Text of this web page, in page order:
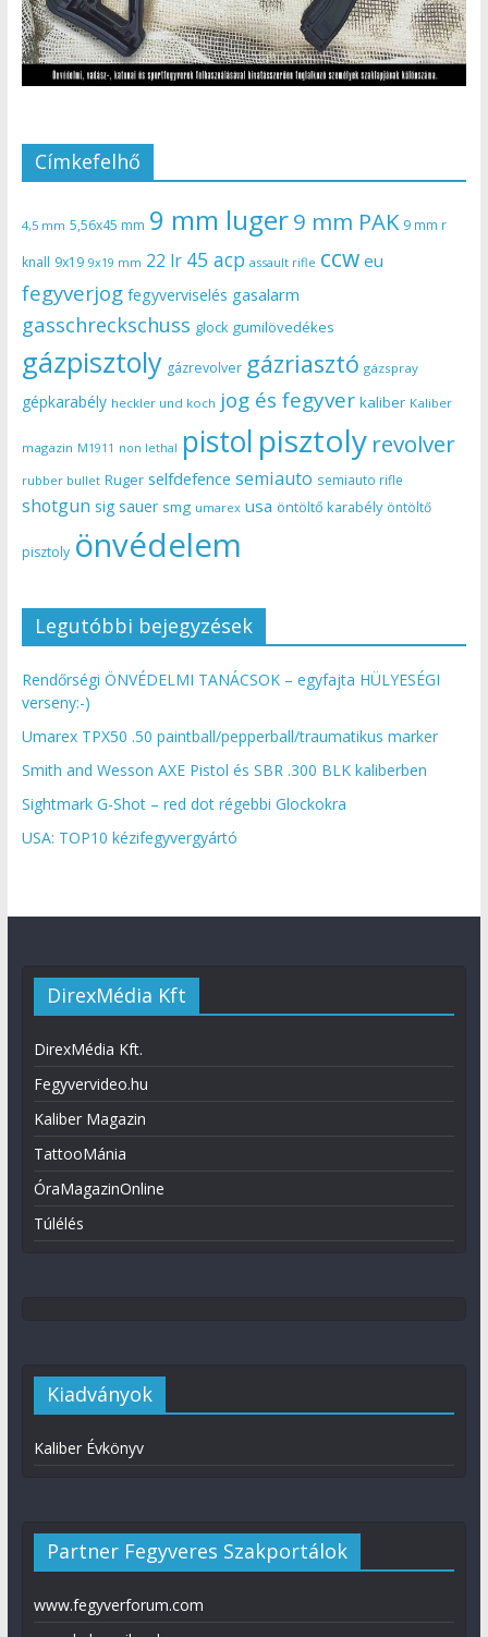
Címkefelhő
4,5 mm 5,56x45 mm 9 mm luger9 mm PAK 9 mm r
knall 9x19 9x19 mm 22 lr 45 acp assault rifle ccw eu
fegyverjog fegyverviselés gasalarm
gasschreckschuss glock gumilövedékes
gázpisztoly gázrevolver gázriasztó gázspray
gépkarabély heckler und koch jog és fegyver kaliber Kaliber
magazin M1911 non lethal pistol pisztoly revolver
rubber bullet Ruger selfdefence semiauto semiauto rifle
shotgun sig sauer smg umarex usa öntöltő karabély öntöltő
pisztoly önvédelem
Legutóbbi bejegyzések
Rendőrségi ÖNVÉDELMI TANÁCSOK – egyfajta HÜLYESÉGI
verseny:-)
Umarex TPX50 .50 paintball/pepperball/traumatikus marker
Smith and Wesson AXE Pistol és SBR .300 BLK kaliberben
Sightmark G-Shot – red dot régebbi Glockokra
USA: TOP10 kézifegyvergyártó
DirexMédia Kft
DirexMédia Kft.
Fegyvervideo.hu
Kaliber Magazin
TattooMánia
ÓraMagazinOnline
Túlélés
Kiadványok
Kaliber Évkönyv
Partner Fegyveres Szakportálok
www.fegyverforum.com